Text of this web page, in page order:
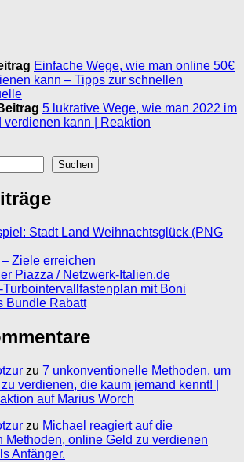
Einfache Wege, wie man online 50€
kann – Tipps zur schnellen
5 lukrative Wege, wie man 2022 im
verdienen kann | Reaktion
Suchen
Stadt Land Weihnachtsglück (PNG
Ziele erreichen
Piazza / Netzwerk-Italien.de
mit Boni
Bundle Rabatt
zu 7 unkonventionelle Methoden, um
verdienen, die kaum jemand kennt! |
auf Marius Worch
zu Michael reagiert auf die
Methoden, online Geld zu verdienen
Anfänger.